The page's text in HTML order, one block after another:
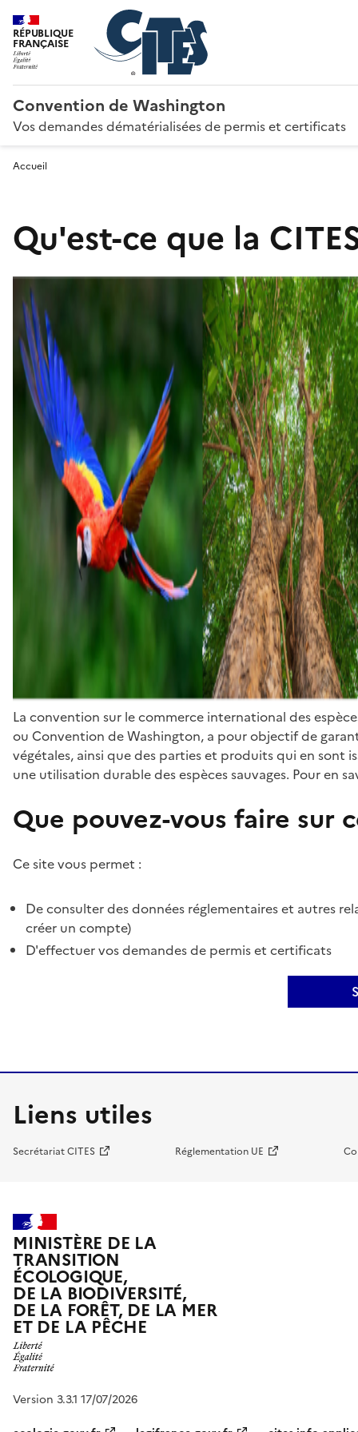
RÉPUBLIQUE
FRANÇAISE
Convention de Washington
Vos demandes dématérialisées de permis et certificats
Accueil
Qu'est-ce que la
La convention sur le commerce international des
ou Convention de Washington, a pour objectif de
végétales, ainsi que des parties et produits qui en sont
une utilisation durable des espèces sauvages. Pour en
Que pouvez-vous faire sur
Ce site vous permet :
De consulter des données réglementaires et autres
créer un compte)
D'effectuer vos demandes de permis et certificats
Liens utiles
Secrétariat CITES Réglementation UE
MINISTÈRE DE LA
TRANSITION
ÉCOLOGIQUE,
DE LA BIODIVERSITÉ,
DE LA FORÊT, DE LA MER
ET DE LA PÊCHE
Version 3.3.1 17/07/2026